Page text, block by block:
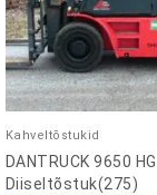
Kahveltõstukid
DANTRUCK 9650 HG
Diiseltõstuk(275)